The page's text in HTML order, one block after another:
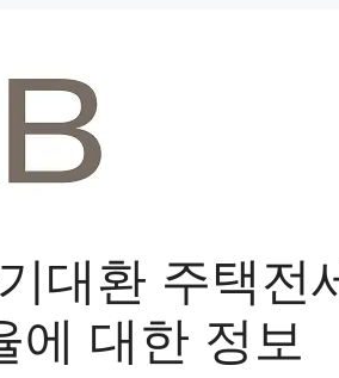
대환 주택전
에 대한 정보